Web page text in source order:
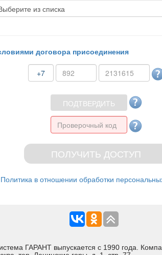
договора присоединения
+7
Политика в отношении обработки
ГАРАНТ выпускается с 1990 года.